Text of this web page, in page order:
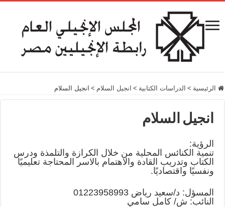
الرئيسية > الدراسات الكتابية > انجيل السلام > انجيل السلام
انجيل السلام
الرؤية:
تنمية الكنائس المحلية من خلال الكرازة والتلمذة ودرس
الكتاب وتدريب القادة والاهتمام بالاسر المحتاجة تعليميًا
ونفسيًا واقتصاديًا.
المسؤل: د/سعيد رياض 01223958993
النائب: ش/ كامل سامي